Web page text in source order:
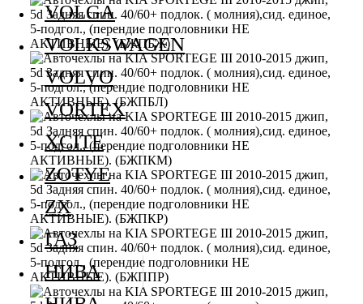
VOLGA
VOLKSWAGEN
VOLVO
VORTEX
XCITE
ZOTYE
ZX
ГАЗ
НИВА